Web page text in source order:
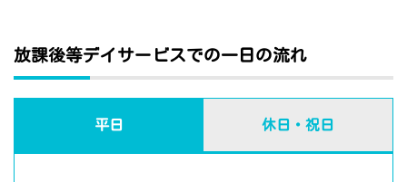
放課後等デイサービスでの一日の流れ
平日 休日・祝日